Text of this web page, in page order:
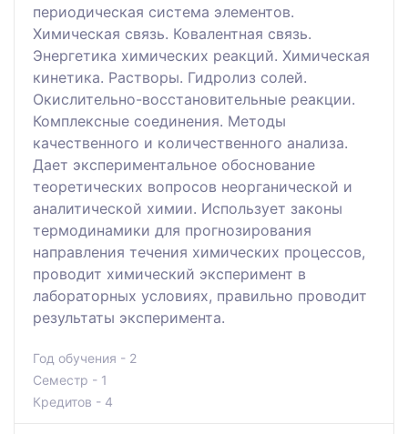
периодическая система элементов.
Химическая связь. Ковалентная связь.
Энергетика химических реакций. Химическая
кинетика. Растворы. Гидролиз солей.
Окислительно-восстановительные реакции.
Комплексные соединения. Методы
качественного и количественного анализа.
Дает экспериментальное обоснование
теоретических вопросов неорганической и
аналитической химии. Использует законы
термодинамики для прогнозирования
направления течения химических процессов,
проводит химический эксперимент в
лабораторных условиях, правильно проводит
результаты эксперимента.
Год обучения - 2
Семестр - 1
Кредитов - 4